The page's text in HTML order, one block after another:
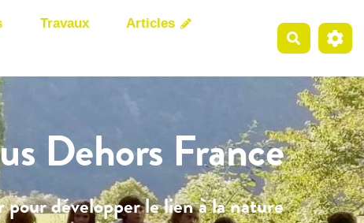
Travaux
Articles
Dehors France
pour développer le lien à la nature